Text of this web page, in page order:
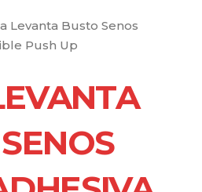
Levanta Busto Senos
Push Up